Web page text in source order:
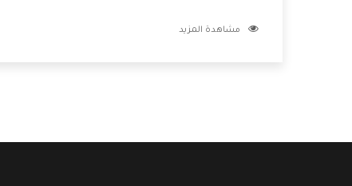
بالخدمات التى تنفرد الشركة بها والتى تكون منها خدمة
مشاهدة المزيد